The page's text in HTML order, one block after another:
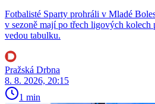
Fotbalisté Sparty prohráli v Mladé
v sezoně mají po třech ligových kolech
vedou tabulku.
Pražská Drbna
8. 8. 2026, 20:15
1 min